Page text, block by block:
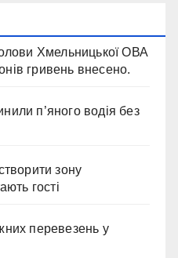
Хмельницької ОВА
гривень внесено.
п’яного водія без
зону
гості
перевезень у